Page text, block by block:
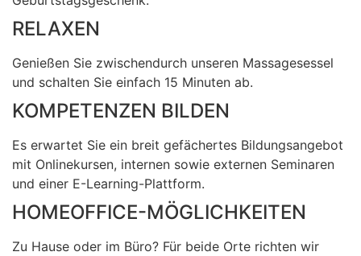
RELAXEN
Genießen Sie zwischendurch unseren Massagesessel
und schalten Sie einfach 15 Minuten ab.
KOMPETENZEN BILDEN
Es erwartet Sie ein breit gefächertes Bildungsangebot
mit Onlinekursen, internen sowie externen Seminaren
und einer E-Learning-Plattform.
HOMEOFFICE-MÖGLICHKEITEN
Zu Hause oder im Büro? Für beide Orte richten wir